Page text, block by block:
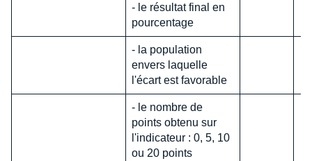
- le résultat final en
pourcentage
- la population
envers laquelle
l'écart est favorable
- le nombre de
points obtenu sur
l'indicateur : 0, 5, 10
ou 20 points